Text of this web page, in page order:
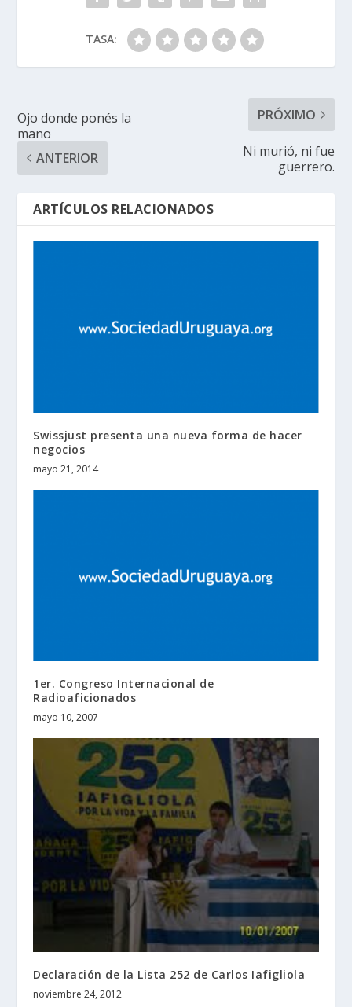
TASA:
Ojo donde ponés la
mano
ANTERIOR
PRÓXIMO
Ni murió, ni fue
guerrero.
ARTÍCULOS RELACIONADOS
Swissjust presenta una nueva forma de hacer
negocios
mayo 21, 2014
1er. Congreso Internacional de
Radioaficionados
mayo 10, 2007
Declaración de la Lista 252 de Carlos Iafigliola
noviembre 24, 2012